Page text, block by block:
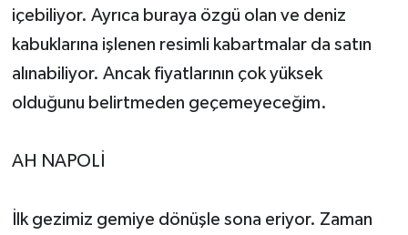
içebiliyor. Ayrıca buraya özgü olan ve deniz
kabuklarına işlenen resimli kabartmalar da satın
alınabiliyor. Ancak fiyatlarının çok yüksek
olduğunu belirtmeden geçemeyeceğim.
AH NAPOLİ
İlk gezimiz gemiye dönüşle sona eriyor. Zaman